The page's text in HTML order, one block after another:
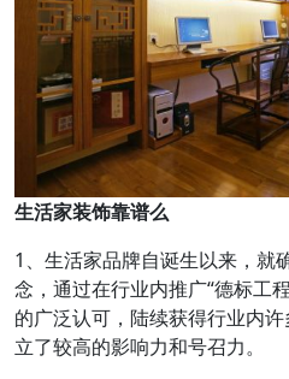
生活家装饰靠谱么
1、生活家品牌自诞生以来，就
念，通过在行业内推广“德标工
的广泛认可，陆续获得行业内
立了较高的影响力和号召力。